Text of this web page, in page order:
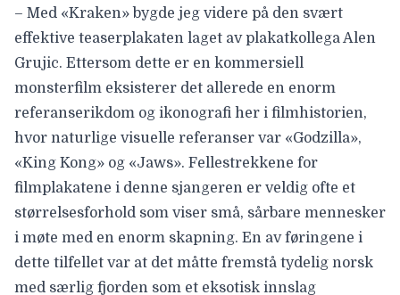
– Med «Kraken» bygde jeg videre på den svært
effektive teaserplakaten laget av plakatkollega Alen
Grujic. Ettersom dette er en kommersiell
monsterfilm eksisterer det allerede en enorm
referanserikdom og ikonografi her i filmhistorien,
hvor naturlige visuelle referanser var «Godzilla»,
«King Kong» og «Jaws». Fellestrekkene for
filmplakatene i denne sjangeren er veldig ofte et
størrelsesforhold som viser små, sårbare mennesker
i møte med en enorm skapning. En av føringene i
dette tilfellet var at det måtte fremstå tydelig norsk
med særlig fjorden som et eksotisk innslag